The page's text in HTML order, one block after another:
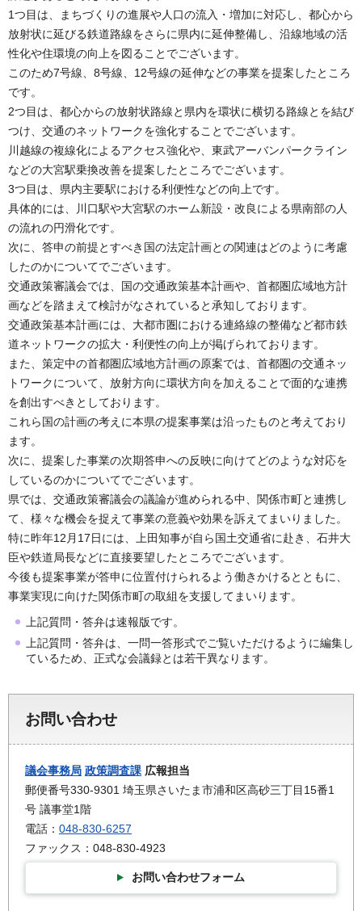
1つ目は、まちづくりの進展や人口の流入・増加に対応し、都心から
放射状に延びる鉄道路線をさらに県内に延伸整備し、沿線地域の活
性化や住環境の向上を図ることでございます。
このため7号線、8号線、12号線の延伸などの事業を提案したところ
です。
2つ目は、都心からの放射状路線と県内を環状に横切る路線とを結び
つけ、交通のネットワークを強化することでございます。
川越線の複線化によるアクセス強化や、東武アーバンパークライン
などの大宮駅乗換改善を提案したところでございます。
3つ目は、県内主要駅における利便性などの向上です。
具体的には、川口駅や大宮駅のホーム新設・改良による県南部の人
の流れの円滑化です。
次に、答申の前提とすべき国の法定計画との関連はどのように考慮
したのかについてでございます。
交通政策審議会では、国の交通政策基本計画や、首都圏広域地方計
画などを踏まえて検討がなされていると承知しております。
交通政策基本計画には、大都市圏における連絡線の整備など都市鉄
道ネットワークの拡大・利便性の向上が掲げられております。
また、策定中の首都圏広域地方計画の原案では、首都圏の交通ネッ
トワークについて、放射方向に環状方向を加えることで面的な連携
を創出すべきとしております。
これら国の計画の考えに本県の提案事業は沿ったものと考えており
ます。
次に、提案した事業の次期答申への反映に向けてどのような対応を
しているのかについてでございます。
県では、交通政策審議会の議論が進められる中、関係市町と連携し
て、様々な機会を捉えて事業の意義や効果を訴えてまいりました。
特に昨年12月17日には、上田知事が自ら国土交通省に赴き、石井大
臣や鉄道局長などに直接要望したところでございます。
今後も提案事業が答申に位置付けられるよう働きかけるとともに、
事業実現に向けた関係市町の取組を支援してまいります。
上記質問・答弁は速報版です。
上記質問・答弁は、一問一答形式でご覧いただけるように編集し
ているため、正式な会議録とは若干異なります。
お問い合わせ
議会事務局 政策調査課 広報担当
郵便番号330-9301 埼玉県さいたま市浦和区高砂三丁目15番1
号 議事堂1階
電話： 048-830-6257
ファックス：048-830-4923
お問い合わせフォーム